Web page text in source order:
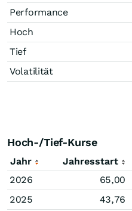
Performance
Hoch
Tief
Volatilität
Hoch-/Tief-Kurse
Jahr Jahresstart
2026
65,00
2025
43,76